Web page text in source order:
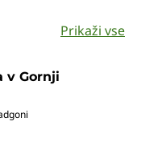
Prikaži vse
v Gornji